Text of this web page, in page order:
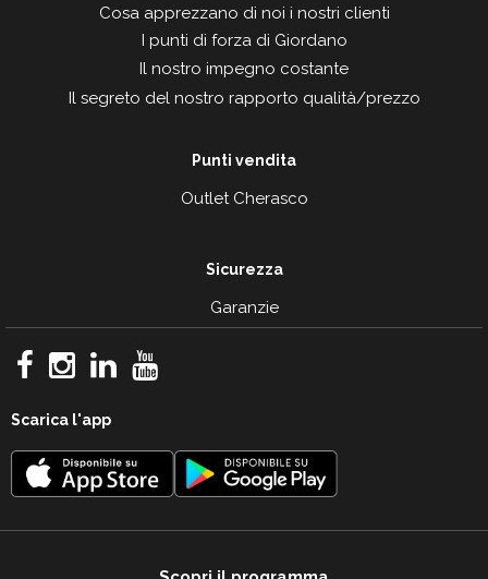
Cosa apprezzano di noi i nostri clienti
I punti di forza di Giordano
Il nostro impegno costante
Il segreto del nostro rapporto qualità/prezzo
Punti vendita
Outlet Cherasco
Sicurezza
Garanzie
Scarica l'app